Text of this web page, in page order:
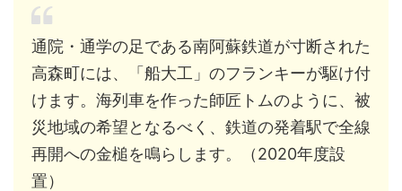
通院・通学の足である南阿蘇鉄道が寸断された
高森町には、「船大工」のフランキーが駆け付
けます。海列車を作った師匠トムのように、被
災地域の希望となるべく、鉄道の発着駅で全線
再開への金槌を鳴らします。（2020年度設
置）